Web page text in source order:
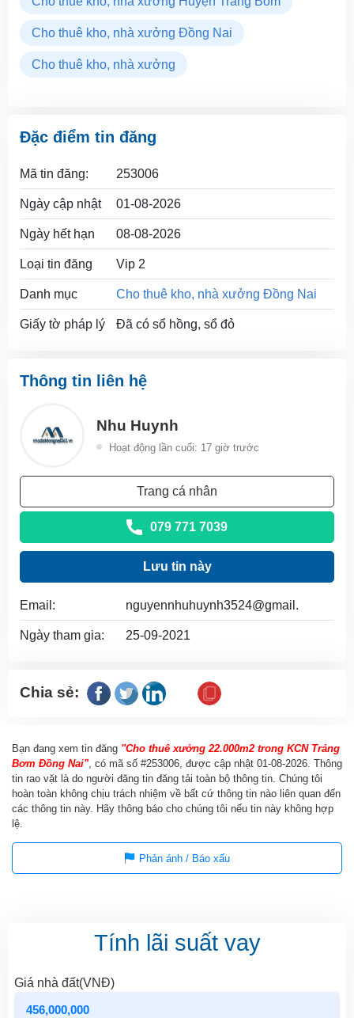
Cho thuê kho, nhà xưởng Đồng Nai
Cho thuê kho, nhà xưởng
Đặc điểm tin đăng
Mã tin đăng: 253006
Ngày cập nhật 01-08-2026
Ngày hết hạn 08-08-2026
Loại tin đăng Vip 2
Danh mục Cho thuê kho, nhà xưởng Đồng Nai
Giấy tờ pháp lý Đã có sổ hồng, sổ đỏ
Thông tin liên hệ
Nhu Huynh
Hoạt động lần cuối: 17 giờ trước
Trang cá nhân
079 771 7039
Lưu tin này
Email: nguyennhuhuynh3524@gmail.
Ngày tham gia: 25-09-2021
Chia sẻ:
Bạn đang xem tin đăng "Cho thuê xưởng 22.000m2 trong KCN Trảng
Bơm Đồng Nai", có mã số #253006, được cập nhật 01-08-2026 . Thông
tin rao vặt là do người đăng tin đăng tải toàn bộ thông tin. Chúng tôi
hoàn toàn không chịu trách nhiệm về bất cứ thông tin nào liên quan đến
các thông tin này. Hãy thông báo cho chúng tôi nếu tin này không hợp
lệ.
Phản ánh / Báo xấu
Tính lãi suất vay
Giá nhà đất(VNĐ)